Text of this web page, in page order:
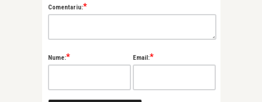
Comentariu:*
Nume:* Email:*